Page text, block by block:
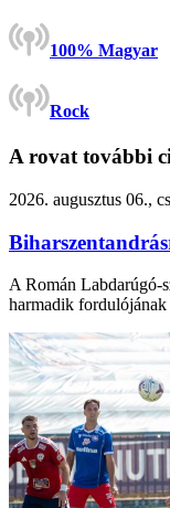
100% Magyar
Rock
A rovat további
2026. augusztus 06.,
A Román Labdarúgó-
harmadik fordulójának